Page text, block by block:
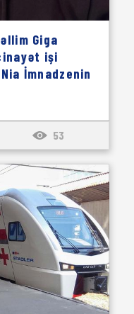
Giga
işi
İmnadzenin
53